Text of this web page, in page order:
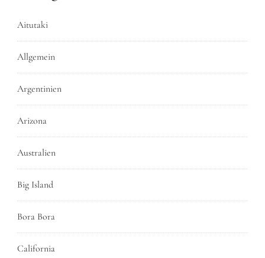
Aitutaki
Allgemein
Argentinien
Arizona
Australien
Big Island
Bora Bora
California